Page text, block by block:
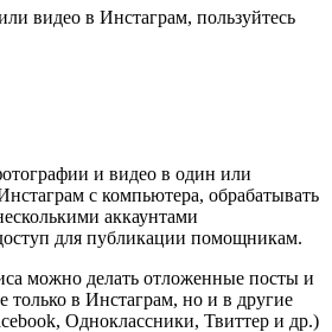
видео в Инстаграм, пользуйтесь
и видео в один или
с компьютера, обрабатывать
аккаунтами
для публикации помощникам.
можно делать отложенные посты и
только в Инстаграм, но и в другие
Одноклассники, Твиттер и др.)